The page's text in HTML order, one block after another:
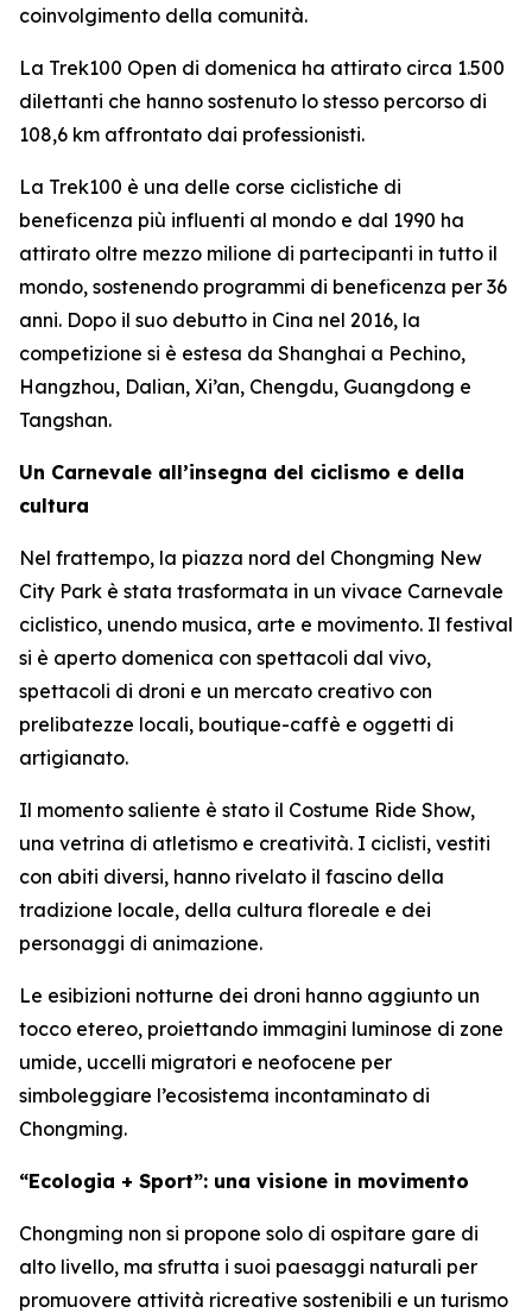
coinvolgimento della comunità.
La Trek100 Open di domenica ha attirato circa 1.500
dilettanti che hanno sostenuto lo stesso percorso di
108,6 km affrontato dai professionisti.
La Trek100 è una delle corse ciclistiche di
beneficenza più influenti al mondo e dal 1990 ha
attirato oltre mezzo milione di partecipanti in tutto il
mondo, sostenendo programmi di beneficenza per 36
anni. Dopo il suo debutto in Cina nel 2016, la
competizione si è estesa da Shanghai a Pechino,
Hangzhou, Dalian, Xi’an, Chengdu, Guangdong e
Tangshan.
Un Carnevale all’insegna del ciclismo e della
cultura
Nel frattempo, la piazza nord del Chongming New
City Park è stata trasformata in un vivace Carnevale
ciclistico, unendo musica, arte e movimento. Il festival
si è aperto domenica con spettacoli dal vivo,
spettacoli di droni e un mercato creativo con
prelibatezze locali, boutique-caffè e oggetti di
artigianato.
Il momento saliente è stato il Costume Ride Show,
una vetrina di atletismo e creatività. I ciclisti, vestiti
con abiti diversi, hanno rivelato il fascino della
tradizione locale, della cultura floreale e dei
personaggi di animazione.
Le esibizioni notturne dei droni hanno aggiunto un
tocco etereo, proiettando immagini luminose di zone
umide, uccelli migratori e neofocene per
simboleggiare l’ecosistema incontaminato di
Chongming.
“Ecologia + Sport”: una visione in movimento
Chongming non si propone solo di ospitare gare di
alto livello, ma sfrutta i suoi paesaggi naturali per
promuovere attività ricreative sostenibili e un turismo